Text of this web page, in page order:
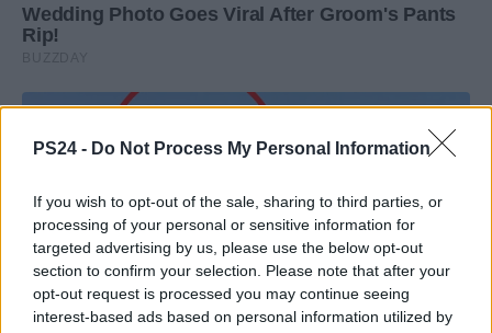
PS24 - Do Not Process My Personal Information
If you wish to opt-out of the sale, sharing to third parties, or
processing of your personal or sensitive information for
targeted advertising by us, please use the below opt-out
section to confirm your selection. Please note that after your
opt-out request is processed you may continue seeing
interest-based ads based on personal information utilized by